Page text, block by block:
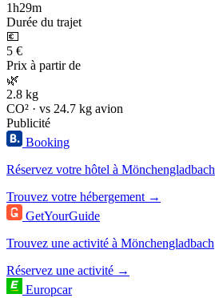
1h29m
Durée du trajet
💶
5 €
Prix à partir de
🌿
2.8 kg
CO² · vs 24.7 kg avion
Publicité
Booking
Réservez votre hôtel à Mönchengladbach
Trouvez votre hébergement →
GetYourGuide
Trouvez une activité à Mönchengladbach
Réservez une activité →
Europcar